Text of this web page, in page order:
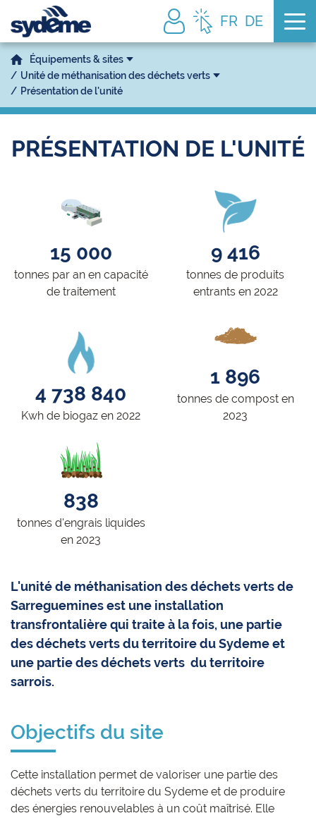
FR DE
Équipements & sites
Unité de méthanisation des déchets verts
Présentation de l'unité
PRÉSENTATION DE L'UNITÉ
15 000
tonnes par an en capacité
de traitement
9 416
tonnes de produits
entrants en 2022
4 738 840
Kwh de biogaz en 2022
1 896
tonnes de compost en
2023
838
tonnes d'engrais liquides
en 2023
L'unité de méthanisation des déchets verts de
Sarreguemines est une installation
transfrontalière qui traite à la fois, une partie
des déchets verts du territoire du Sydeme et
une partie des déchets verts du territoire
sarrois.
Objectifs du site
Cette installation permet de valoriser une partie des
déchets verts du territoire du Sydeme et de produire
des énergies renouvelables à un coût maîtrisé. Elle